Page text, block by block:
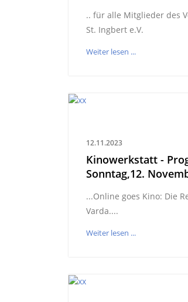
.. für alle Mitglieder des
St. Ingbert e.V.
Weiter lesen ...
12.11.2023
Kinowerkstatt -
Sonntag,12.
...Online goes Kino: Die
Varda....
Weiter lesen ...